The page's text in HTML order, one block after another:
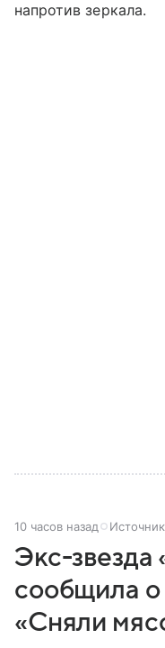
напротив зеркала.
10 часов назад
Экс-звезда
сообщила
«Сняли